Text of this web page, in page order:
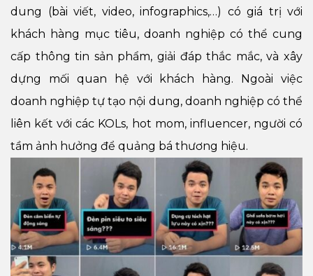
dung (bài viết, video, infographics,…) có giá trị với
khách hàng mục tiêu, doanh nghiệp có thể cung
cấp thông tin sản phẩm, giải đáp thắc mắc, và xây
dựng mối quan hệ với khách hàng. Ngoài việc
doanh nghiệp tự tạo nội dung, doanh nghiệp có thể
liên kết với các KOLs, hot mom, influencer, người có
tầm ảnh hưởng để quảng bá thương hiệu.